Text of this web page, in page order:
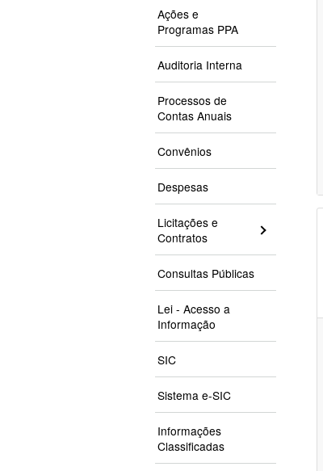
Ações e
Programas PPA
Auditoria Interna
Processos de
Contas Anuais
Convênios
Despesas
Licitações e
Contratos
Consultas Públicas
Lei - Acesso a
Informação
SIC
Sistema e-SIC
Informações
Classificadas